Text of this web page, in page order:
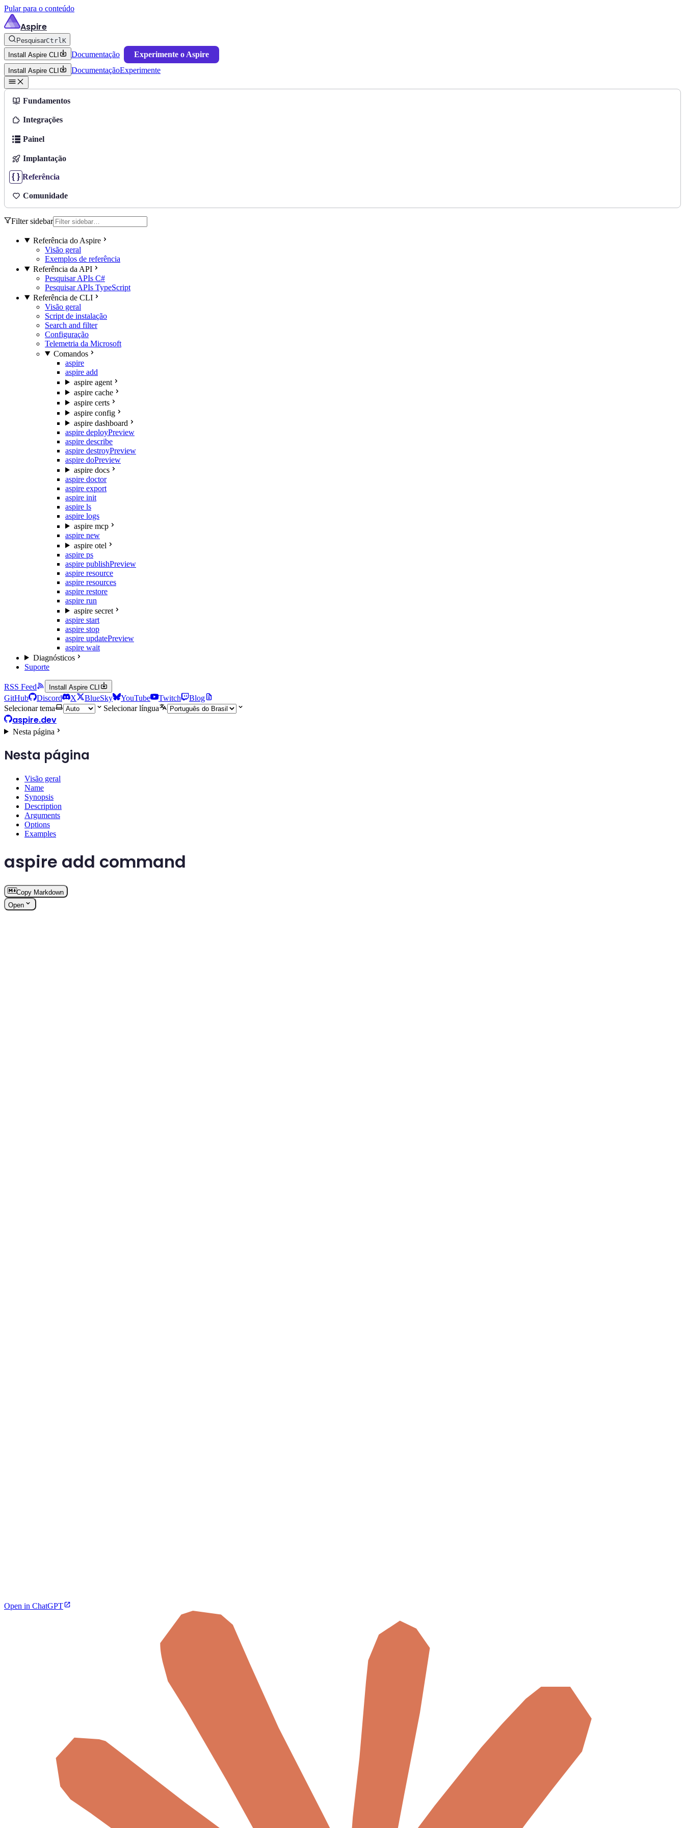
Pular para o conteúdo
Aspire
PesquisarCtrlK
Install Aspire CLI
Documentação Experimente o Aspire
Install Aspire CLI DocumentaçãoExperimente
Fundamentos
Integrações
Painel
Implantação
Referência
Comunidade
Filter sidebar
Referência do Aspire
Visão geral
Exemplos de referência
Referência da API
Pesquisar APIs C#
Pesquisar APIs TypeScript
Referência de CLI
Visão geral
Script de instalação
Search and filter
Configuração
Telemetria da Microsoft
Comandos
aspire
aspire add
aspire agent
aspire cache
aspire certs
aspire config
aspire dashboard
aspire deployPreview
aspire describe
aspire destroyPreview
aspire doPreview
aspire docs
aspire doctor
aspire export
aspire init
aspire ls
aspire logs
aspire mcp
aspire new
aspire otel
aspire ps
aspire publishPreview
aspire resource
aspire resources
aspire restore
aspire run
aspire secret
aspire start
aspire stop
aspire updatePreview
aspire wait
Diagnósticos
Suporte
RSS Feed Install Aspire CLI
GitHub Discord X BlueSky YouTube Twitch
Blog
Selecionar tema
Selecionar língua
aspire.dev
Nesta página
Nesta página
Visão geral
Name
Synopsis
Description
Arguments
Options
Examples
aspire add command
Copy Markdown
Open
Open in ChatGPT